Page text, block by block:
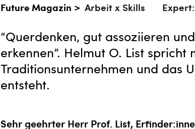
Future Magazin > Arbeit x Skills
“Querdenken, gut assoziieren
erkennen”. Helmut O. List spricht
Traditionsunternehmen und das
entsteht.
Sehr geehrter Herr Prof. List,